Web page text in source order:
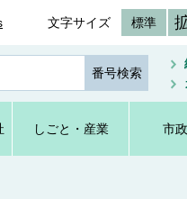
文字サイズ 標準
しごと ・産業 市